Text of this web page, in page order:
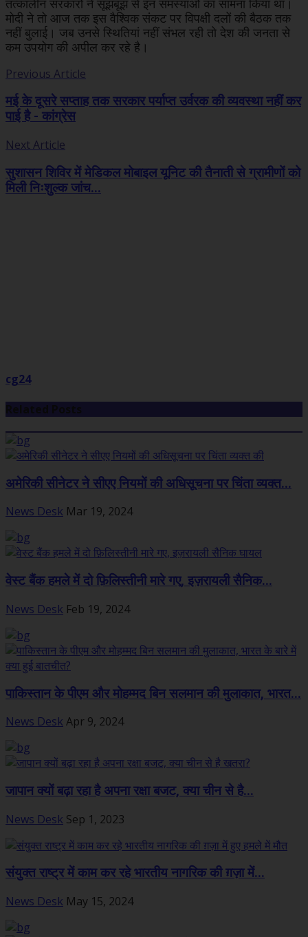
तत्कालीन सरकारों ने सूझबूझ से इन समस्याओं का सामना किया था।
मोदी ने तो आज तक इस वैश्विक संकट पर विपक्षी दलों की बैठक तक
नहीं बुलाई। जब उनसे स्थितियां नहीं संभल रही तो देश की जनता से
कम उपयोग की अपील कर रहे है।
Previous Article
मई के दूसरे सप्ताह तक सरकार पर्याप्त उर्वरक की व्यवस्था नहीं कर
पाई है - कांग्रेस
Next Article
सुशासन शिविर में मेडिकल मोबाइल यूनिट की तैनाती से ग्रामीणों को
मिली निःशुल्क जांच...
cg24
अमेरिकी सीनेटर ने सीएए नियमों की अधिसूचना पर चिंता व्यक्त...
News Desk Mar 19, 2024
वेस्ट बैंक हमले में दो फ़िलिस्तीनी मारे गए, इज़रायली सैनिक...
News Desk Feb 19, 2024
पाकिस्तान के पीएम और मोहम्मद बिन सलमान की मुलाकात, भारत...
News Desk Apr 9, 2024
जापान क्यों बढ़ा रहा है अपना रक्षा बजट, क्या चीन से है...
News Desk Sep 1, 2023
संयुक्त राष्ट्र में काम कर रहे भारतीय नागरिक की ग़ज़ा में...
News Desk May 15, 2024